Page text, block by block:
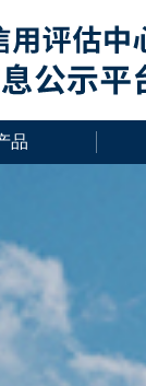
品